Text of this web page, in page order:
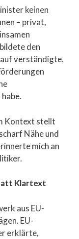
keinen
– privat,
den
verständigte,
Kontext stellt
Nähe und
mich an
Klartext
aus EU-
EU-
erklärte,